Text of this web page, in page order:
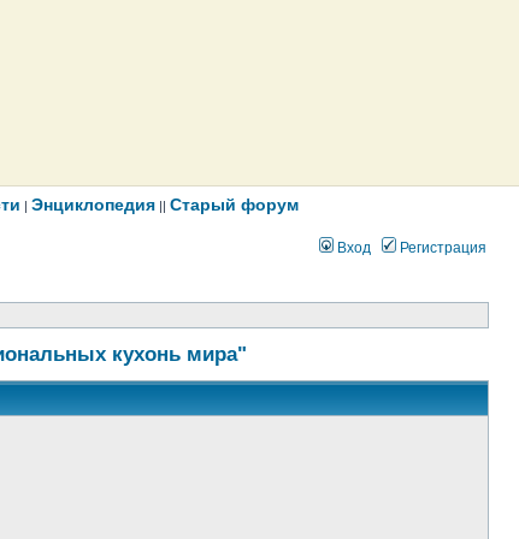
| Энциклопедия || Старый форум
Вход Регистрация
кухонь мира"